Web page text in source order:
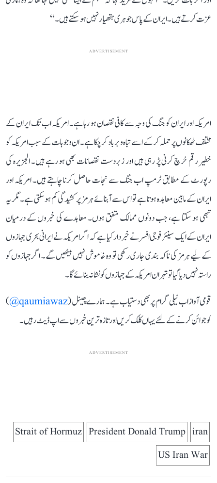
عزت کرتے ہیں۔ ایران کے پاس جوہری ہتھیار نہیں ہو سکتے ہیں۔‘‘
ADVERTISEMENT
امریکہ اور ایران کو جنگ کی وجہ سے کافی نقصان ہو رہا ہے۔ امریکہ اب تک ایران کے
مختلف ٹھکانوں پر حملہ کر کے اسے تباہ و برباد کر چکا ہے۔ ان وجوہات کے سبب امریکہ کو
خطیر رقم خرچ کرنی پڑ رہی ہیں اور زبردست نقصانات بھی ہو رہے ہیں۔ الجزیرہ کی
رپورٹ کے مطابق ٹرمپ اب جنگ سے نجات حاصل کرنا چاہتے ہیں۔ امریکہ اور
ایران کے مابین معاہدہ ہوتا ہے تو اس سے آبنائے ہرمز پر کشیدگی کم ہو سکتی ہے۔ مگر یہ
تبھی ہو سکتا ہے، جب دونوں ممالک متفق ہوں۔ معاہدے کی خبروں کے درمیان
ایران کے ایک سینئر فوجی افسر نے خبردار کیا ہے کہ اگر امریکہ نے ایرانی بحری جہازوں
کے لیے ہرمز کی ناکہ بندی جاری رکھی تو وہ خاموش نہیں بیٹھیں گے۔ اگر جہازوں کو
راستہ نہیں دیا گیا تو تہران امریکہ کے جہازوں کو نشانہ بنائے گا۔
قومی آواز اب ٹیلی گرام پر بھی دستیاب ہے۔ ہمارے چینل (qaumiawaz@
)
کو جوائن کرنے کے لئے یہاں کلک کریں اور تازہ ترین خبروں سے اپ ڈیٹ رہیں۔
ADVERTISEMENT
iran
President Donald Trump
Strait of Hormuz
US Iran War